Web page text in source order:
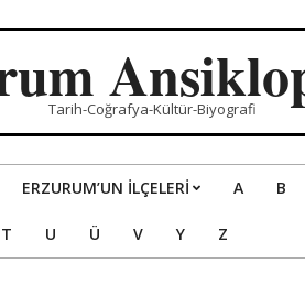
Tarih-Coğrafya-Kültür-Biyografi
ERZURUM’UN İLÇELERİ A B
T U Ü V Y Z